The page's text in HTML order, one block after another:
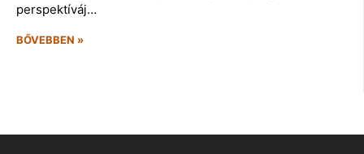
perspektíváj…
BŐVEBBEN »